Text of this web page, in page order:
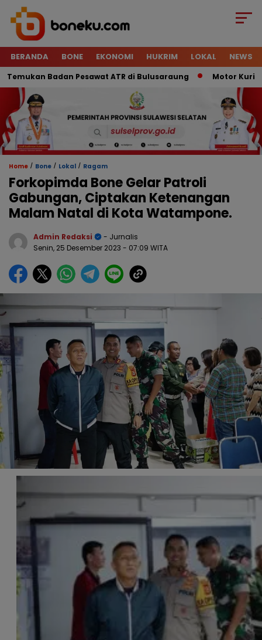
BERANDA BONE EKONOMI HUKRIM LOKAL NEWS
Badan Pesawat ATR di Bulusaraung Motor Kurir Raib
Home / Bone / Lokal / Ragam
Forkopimda Bone Gelar Patroli
Gabungan, Ciptakan Ketenangan
Malam Natal di Kota Watampone.
Admin Redaksi
- Jurnalis
Senin, 25 Desember 2023 - 07:09 WITA